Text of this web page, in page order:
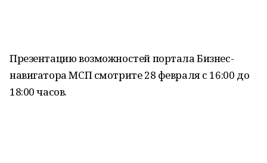
Презентацию возможностей портала Бизнес-
навигатора МСП смотрите 28 февраля с 16:00 до
18:00 часов.